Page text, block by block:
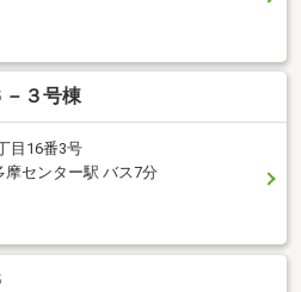
３号棟
目16番3号
センター駅 バス7分